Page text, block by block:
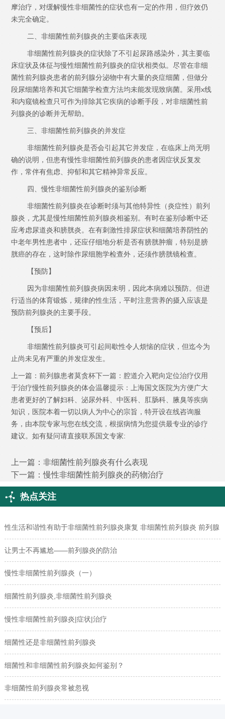
摩治疗，对缓解慢性非细菌性的症状也有一定的作用，但疗效仍
未完全确定。
二、非细菌性前列腺炎的主要临床表现
非细菌性前列腺炎的症状除了不引起尿路感染外，其主要临
床症状及体征与慢性细菌性前列腺炎的症状相类似。尽管在非细
菌性前列腺炎患者的前列腺分泌物中有大量的炎症细菌，但做分
段尿细菌培养和其它细菌学检查方法均未能发现致病菌。采用x线
和内窥镜检查只可作为排除其它疾病的诊断手段，对非细菌性前
列腺炎的诊断并无帮助。
三、非细菌性前列腺炎的并发症
非细菌性前列腺炎是否会引起其它并发症，在临床上尚无明
确的说明，但患有慢性非细菌性前列腺炎的患者因症状反复发
作，常伴有焦虑、抑郁和其它精神异常反应。
四、慢性非细菌性前列腺炎的鉴别诊断
非细菌性前列腺炎在诊断时须与其他特异性（炎症性）前列
腺炎，尤其是慢性细菌性前列腺炎相鉴别。有时在鉴别诊断中还
应考虑尿道炎和膀胱炎。在有刺激性排尿症状和细菌培养阴性的
中老年男性患者中，还应仔细地分析是否有膀胱肿瘤，特别是膀
胱癌的存在，这时除作尿细胞学检查外，还须作膀胱镜检查。
【预防】
因为非细菌性前列腺炎病因未明，因此本病难以预防。但进
行适当的体育锻炼，规律的性生活，平时注意营养的摄入应该是
预防前列腺炎的主要手段。
【预后】
非细菌性前列腺炎可引起间歇性令人烦恼的症状，但迄今为
止尚未见有严重的并发症发生。
上一篇：前列腺患者莫贪杯下一篇：腔道介入靶向定位治疗仪用
于治疗慢性前列腺炎的体会温馨提示：上海国文医院为方便广大
患者更好的了解妇科、泌尿外科、中医科、肛肠科、腋臭等疾病
知识，医院本着一切以病人为中心的宗旨，特开设在线咨询服
务，由本院专家与您在线交流，根据病情为您提供最专业的诊疗
建议。如有疑问请直接联系国文专家:
上一篇：非细菌性前列腺炎有什么表现
下一篇：慢性非细菌性前列腺炎的药物治疗
热点关注
性生活和谐性有助于非细菌性前列腺炎康复 非细菌性前列腺炎 前列腺
炎 前列腺疾病
让男士不再尴尬――前列腺炎的防治
慢性非细菌性前列腺炎（一）
细菌性前列腺炎,非细菌性前列腺炎
慢性非细菌性前列腺炎|症状|治疗
细菌性还是非细菌性前列腺炎
细菌性和非细菌性前列腺炎如何鉴别？
非细菌性前列腺炎常被忽视